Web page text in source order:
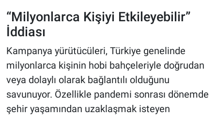
“Milyonlarca Kişiyi Etkileyebilir”
İddiası
Kampanya yürütücüleri, Türkiye genelinde
milyonlarca kişinin hobi bahçeleriyle doğrudan
veya dolaylı olarak bağlantılı olduğunu
savunuyor. Özellikle pandemi sonrası dönemde
şehir yaşamından uzaklaşmak isteyen